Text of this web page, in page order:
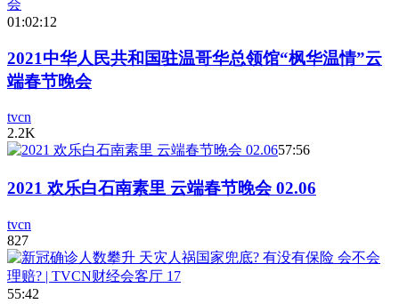
01:02:12
2021中华人民共和国驻温哥华总领馆“枫华温情”云
端春节晚会
tvcn
2.2K
57:56
2021 欢乐白石南素里 云端春节晚会 02.06
tvcn
827
55:42